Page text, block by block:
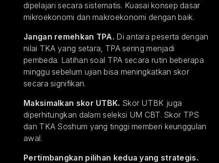
dipelajari secara sistematis. Kuasai konsep dasar
mikroekonomi dan makroekonomi dengan baik.
Jangan remehkan TPA. Di antara peserta dengan
nilai TKA yang setara, TPA sering menjadi
pembeda. Latihan soal TPA secara rutin beberapa
minggu sebelum ujian bisa meningkatkan skor
secara signifikan.
Maksimalkan skor UTBK. Skor UTBK juga
diperhitungkan dalam seleksi UM CBT. Skor TPS
dan TKA Soshum yang tinggi memberi keunggulan
awal.
Pertimbangkan pilihan kedua yang strategis.